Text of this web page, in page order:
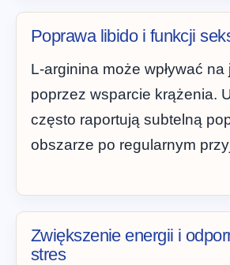
Poprawa libido i funkcji
L-arginina może wpływać
poprzez wsparcie krążenia.
często raportują subtelną
obszarze po regularnym
Zwiększenie energii i
stres